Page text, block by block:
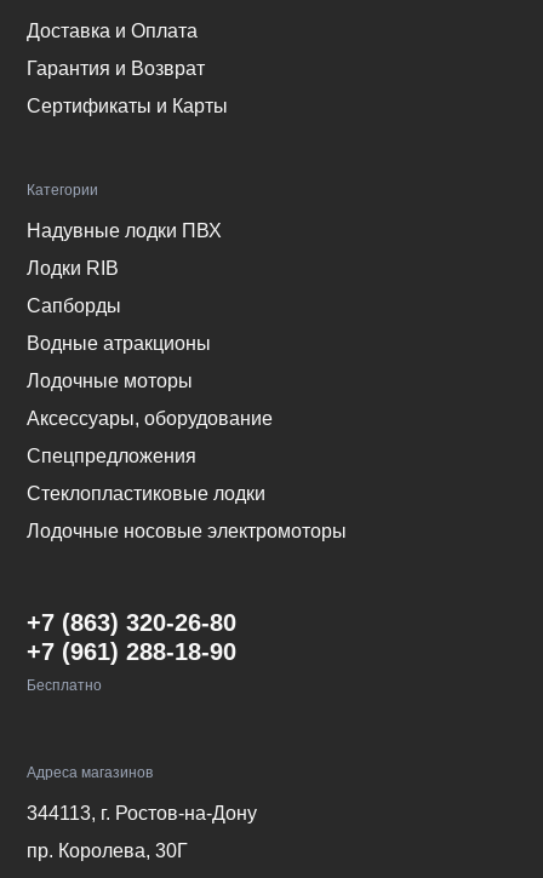
Доставка и Оплата
Гарантия и Возврат
Сертификаты и Карты
Категории
Надувные лодки ПВХ
Лодки RIB
Сапборды
Водные атракционы
Лодочные моторы
Аксессуары, оборудование
Спецпредложения
Стеклопластиковые лодки
Лодочные носовые электромоторы
+7 (863) 320-26-80
+7 (961) 288-18-90
Бесплатно
Адреса магазинов
344113, г. Ростов-на-Дону
пр. Королева, 30Г